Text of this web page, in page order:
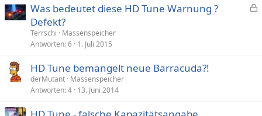
e
Was bedeutet diese HD Tune Warnung ?
Defekt?
Terrschi
Massenspeicher
Antworten 6 1. Juli 2015
HD Tune bemängelt neue Barracuda?!
derMutant Massenspeicher
Antworten 4 13. Juni 2014